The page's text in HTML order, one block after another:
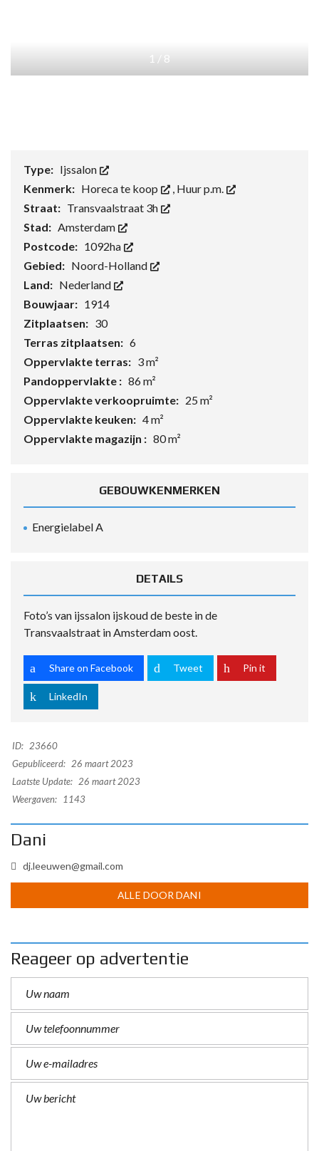
1 / 8
Type: Ijssalon
Kenmerk: Horeca te koop , Huur p.m.
Straat: Transvaalstraat 3h
Stad: Amsterdam
Postcode: 1092ha
Gebied: Noord-Holland
Land: Nederland
Bouwjaar: 1914
Zitplaatsen: 30
Terras zitplaatsen: 6
Oppervlakte terras: 3 m²
Pandoppervlakte : 86 m²
Oppervlakte verkoopruimte: 25 m²
Oppervlakte keuken: 4 m²
Oppervlakte magazijn : 80 m²
GEBOUWKENMERKEN
Energielabel A
DETAILS
Foto’s van ijssalon ijskoud de beste in de
Transvaalstraat in Amsterdam oost.
Share on Facebook Tweet Pin it
LinkedIn
ID: 23660
Gepubliceerd: 26 maart 2023
Laatste Update: 26 maart 2023
Weergaven:
1143
Dani
dj.leeuwen@gmail.com
ALLE DOOR DANI
Reageer op advertentie